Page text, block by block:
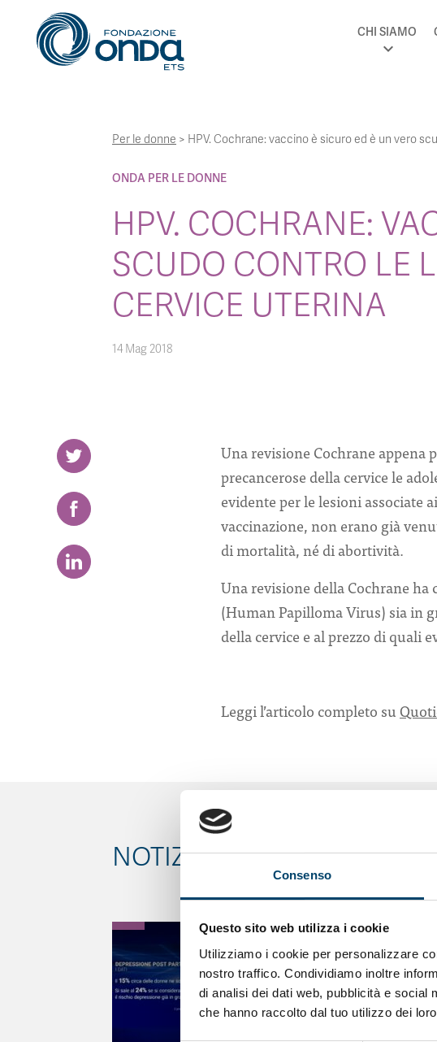
Consenso
Questo sito web utilizza i cookie
Utilizziamo i cookie per personalizzare
nostro traffico. Condividiamo inoltre
di analisi dei dati web, pubblicità e social
che hanno raccolto dal tuo utilizzo dei
CHI SIAMO
Per le donne > HPV. Cochrane: vaccino è sicuro ed è un vero
ONDA PER LE DONNE
HPV. COCHRANE:
SCUDO CONTRO LE
CERVICE UTERINA
14 Mag 2018
Una revisione Cochrane appena
precancerose della cervice le
evidente per le lesioni associate
vaccinazione, non erano già
di mortalità, né di abortività.
Una revisione della Cochrane
(Human Papilloma Virus) sia in
della cervice e al prezzo di quali
Leggi l’articolo completo su
NOTIZIE CORRELATE